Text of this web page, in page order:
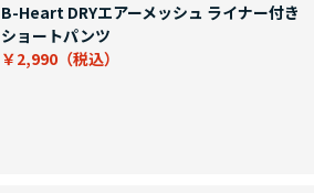
B-Heart DRYエアーメッシュ ライナー付き
ショートパンツ
￥2,990